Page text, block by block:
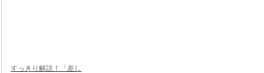
すっきり解説！「差し